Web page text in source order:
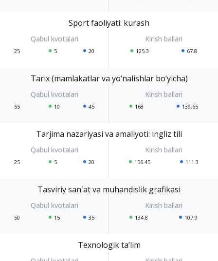
Sport faoliyati: kurash
25 5 20 125.3 67.8
Tarix (mamlakatlar va yo‘nalishlar bo‘yicha)
55 10 45 168 139.65
Tarjima nazariyasi va amaliyoti: ingliz tili
25 5 20 156.45 111.3
Tasviriy san`at va muhandislik grafikasi
50 15 35 134.8 107.9
Texnologik ta’lim